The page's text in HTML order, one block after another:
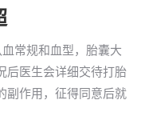
常规和血型，胎囊大
后医生会详细交待打胎
副作用，征得同意后就